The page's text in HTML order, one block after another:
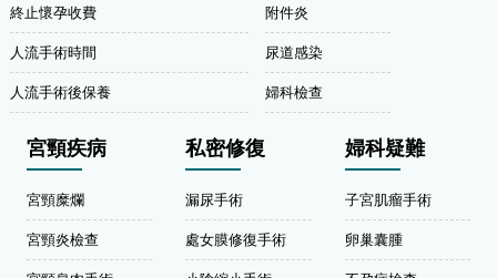
終止懷孕收費
人流手術時間
人流手術後保養
附件炎
尿道感染
婦科檢查
宮頸疾病
宮頸糜爛
宮頸炎檢查
私密修復
漏尿手術
處女膜修復手術
婦科疑難
子宮肌瘤手術
卵巢囊腫